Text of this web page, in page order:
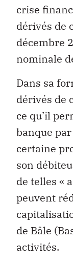
crise
dérivés de
décembre
nominale
Dans sa
dérivés de
ce qu’il
banque
certaine
son
de telles «
peuvent
de Bâle
activités.